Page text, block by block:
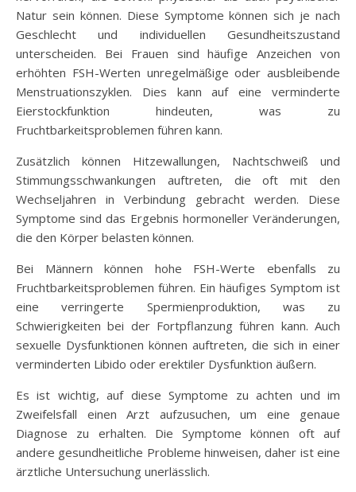
Natur sein können. Diese Symptome können sich je nach
Geschlecht und individuellen Gesundheitszustand
unterscheiden. Bei Frauen sind häufige Anzeichen von
erhöhten FSH-Werten unregelmäßige oder ausbleibende
Menstruationszyklen. Dies kann auf eine verminderte
Eierstockfunktion hindeuten, was zu
Fruchtbarkeitsproblemen führen kann.
Zusätzlich können Hitzewallungen, Nachtschweiß und
Stimmungsschwankungen auftreten, die oft mit den
Wechseljahren in Verbindung gebracht werden. Diese
Symptome sind das Ergebnis hormoneller Veränderungen,
die den Körper belasten können.
Bei Männern können hohe FSH-Werte ebenfalls zu
Fruchtbarkeitsproblemen führen. Ein häufiges Symptom ist
eine verringerte Spermienproduktion, was zu
Schwierigkeiten bei der Fortpflanzung führen kann. Auch
sexuelle Dysfunktionen können auftreten, die sich in einer
verminderten Libido oder erektiler Dysfunktion äußern.
Es ist wichtig, auf diese Symptome zu achten und im
Zweifelsfall einen Arzt aufzusuchen, um eine genaue
Diagnose zu erhalten. Die Symptome können oft auf
andere gesundheitliche Probleme hinweisen, daher ist eine
ärztliche Untersuchung unerlässlich.